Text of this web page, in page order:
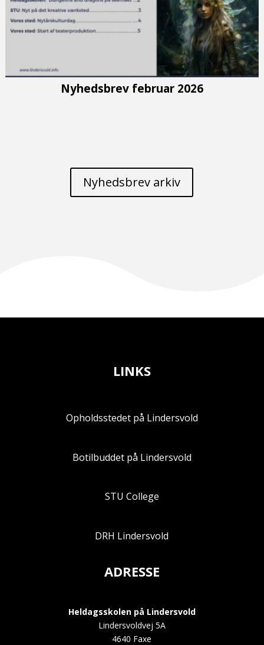
Nyhedsbrev februar 2026
Nyhedsbrev arkiv
LINKS
Opholdsstedet på Lindersvold
Botilbuddet på Lindersvold
STU College
DRH Lindersvold
ADRESSE
Heldagsskolen på Lindersvold
Lindersvoldvej 5A
4640 Faxe